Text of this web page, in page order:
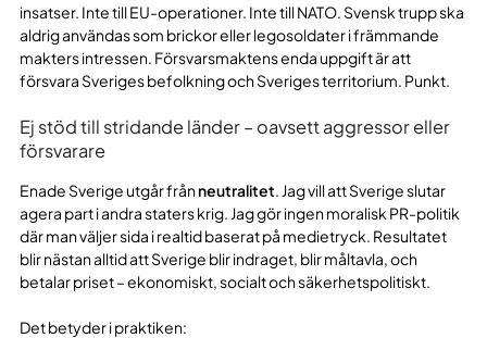
insatser. Inte till EU-operationer. Inte till NATO. Svensk trupp ska
aldrig användas som brickor eller legosoldater i främmande
makters intressen. Försvarsmaktens enda uppgift är att
försvara Sveriges befolkning och Sveriges territorium. Punkt.
Ej stöd till stridande länder – oavsett aggressor eller
försvarare
Enade Sverige utgår frånneutralitet. Jag vill att Sverige slutar
agera part i andra staters krig. Jag gör ingen moralisk PR-politik
där man väljer sida i realtid baserat på medietryck. Resultatet
blir nästan alltid att Sverige blir indraget, blir måltavla, och
betalar priset – ekonomiskt, socialt och säkerhetspolitiskt.
Det betyder i praktiken: